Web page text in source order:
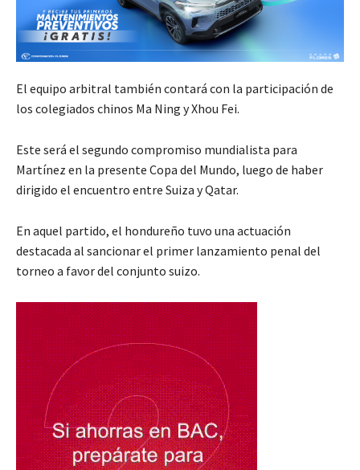
El equipo arbitral también contará con la participación de
los colegiados chinos Ma Ning y Xhou Fei.
Este será el segundo compromiso mundialista para
Martínez en la presente Copa del Mundo, luego de haber
dirigido el encuentro entre Suiza y Qatar.
En aquel partido, el hondureño tuvo una actuación
destacada al sancionar el primer lanzamiento penal del
torneo a favor del conjunto suizo.